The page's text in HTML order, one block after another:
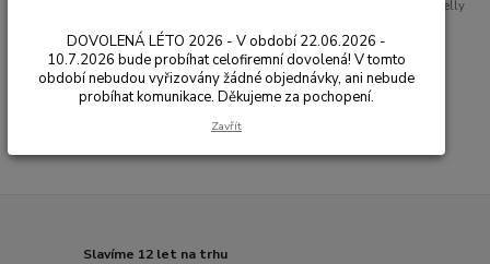
Armor Jelly
Armor Jelly
Slavíme 12 let na trhu
DOVOLENÁ LÉTO 2026 - V období 22.06.2026 -
10.7.2026 bude probíhat celofiremní dovolená! V tomto
období nebudou vyřizovány žádné objednávky, ani nebude
probíhat komunikace. Děkujeme za pochopení.
Zavřít